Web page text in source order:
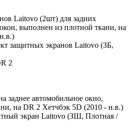
Laitovo (2шт) для задних
выполнен из плотной ткани, на
защитных экранов Laitovo (ЗБ,
заднее автомобильное окно,
на DR 2 Хетчбэк 5D (2010 - н.в.)
экран Laitovo (ЗШ, Плотная /